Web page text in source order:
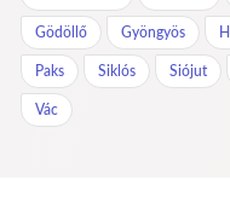
Gödöllő Gyöngyös
Paks Siklós Siójut
Vác